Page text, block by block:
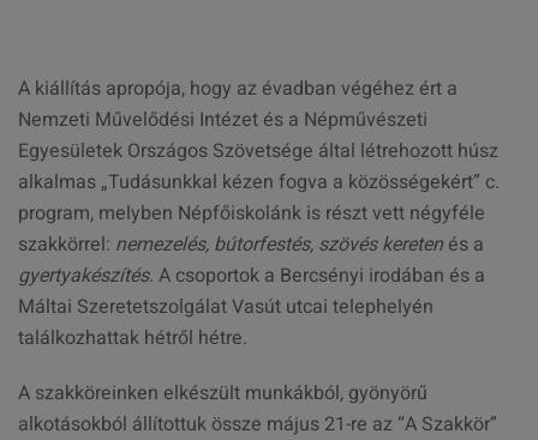
A kiállítás apropója, hogy az évadban végéhez ért a
Nemzeti Művelődési Intézet és a Népművészeti
Egyesületek Országos Szövetsége által létrehozott húsz
alkalmas „Tudásunkkal kézen fogva a közösségekért” c.
program, melyben Népfőiskolánk is részt vett négyféle
szakkörrel: nemezelés, bútorfestés, szövés kereten és a
gyertyakészítés. A csoportok a Bercsényi irodában és a
Máltai Szeretetszolgálat Vasút utcai telephelyén
találkozhattak hétről hétre.
A szakköreinken elkészült munkákból, gyönyörű
alkotásokból állítottuk össze május 21-re az “A Szakkör”